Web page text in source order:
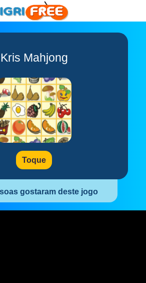
Kris Mahjong
Toque
gostaram deste jogo